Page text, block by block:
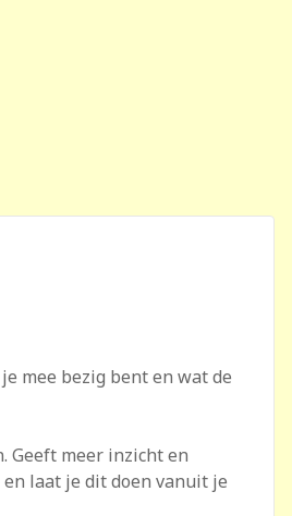
mee bezig bent en wat de
Geeft meer inzicht en
laat je dit doen vanuit je